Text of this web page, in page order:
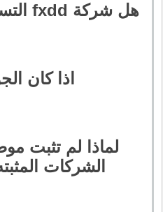
هل شركة fxdd التسجيل تحت رعايتكم
اذا كان
لماذا لم تثبت
الشركات